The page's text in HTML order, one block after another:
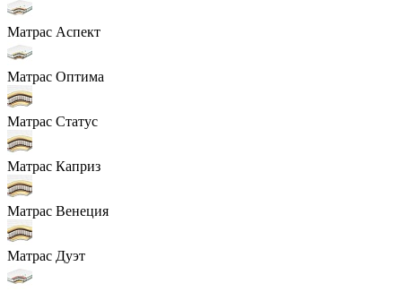
Матрас Аспект
Матрас Оптима
Матрас Статус
Матрас Каприз
Матрас Венеция
Матрас Дуэт